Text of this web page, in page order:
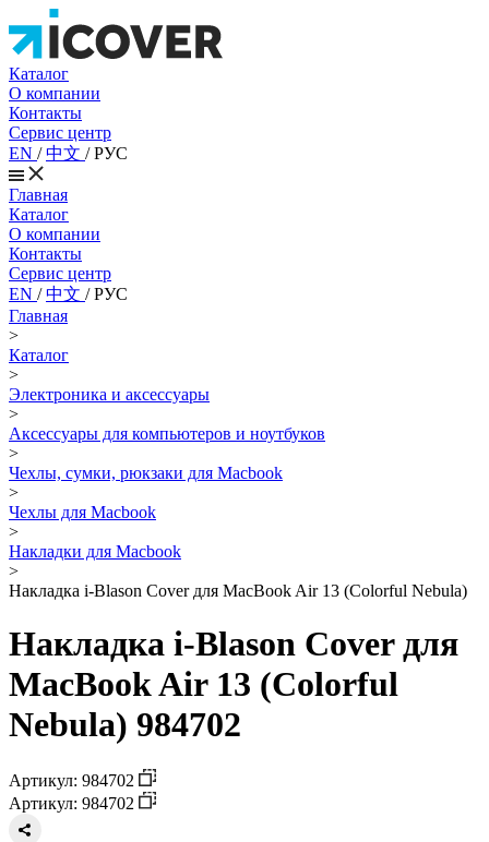
Каталог
О компании
Контакты
Сервис центр
EN /中文 /РУС
Главная
Каталог
О компании
Контакты
Сервис центр
EN /中文 /РУС
Главная
>
Каталог
>
Электроника и аксессуары
>
Аксессуары для компьютеров и ноутбуков
>
Чехлы, сумки, рюкзаки для Macbook
>
Чехлы для Macbook
>
Накладки для Macbook
>
Накладка i-Blason Cover для MacBook Air 13 (Colorful Nebula)
Накладка i-Blason Cover для
MacBook Air 13 (Colorful
Nebula) 984702
Артикул: 984702
Артикул: 984702